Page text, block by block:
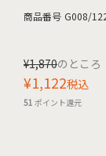
商品番号 G008/
¥1,870のところ
¥1,122税込
51 ポイント還元